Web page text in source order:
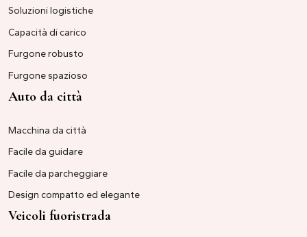
Soluzioni logistiche
Capacità di carico
Furgone robusto
Furgone spazioso
Auto da città
Macchina da città
Facile da guidare
Facile da parcheggiare
Design compatto ed elegante
Veicoli fuoristrada